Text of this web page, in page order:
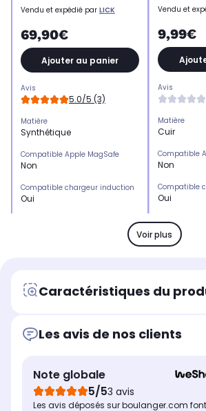
Vendu et expédié par LICK
69,90€
Ajouter au panier
Avis
5.0/5 (3)
Matière
Synthétique
Compatible Apple MagSafe
Non
Compatible chargeur induction
Oui
Marque compatible
Samsung
Samsung Galaxy S22
Vendu et
9,99€
Avis
Matière
Cuir
Compatible
Non
Compatible
Oui
Oui
Marque
Samsung
Samsung
Voir plus
Caractéristiques du
Les avis de nos clients
Note globale
5/53 avis
Les avis déposés sur boulanger.com